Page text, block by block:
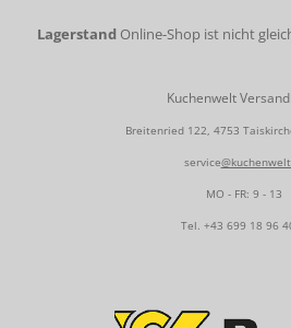
Lagerstand Online-Shop ist nicht
Kuchenwelt
Breitenried 122, 4753
service
MO - FR: 9 - 13
Tel. +43 699 18 96